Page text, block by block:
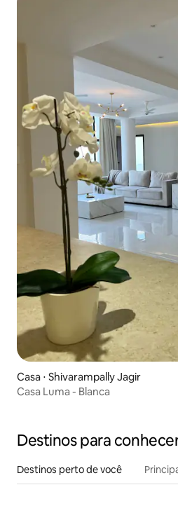
Casa ⋅ Shivarampally Jagir
Casa Luma - Blanca
Destinos para
Destinos perto de você